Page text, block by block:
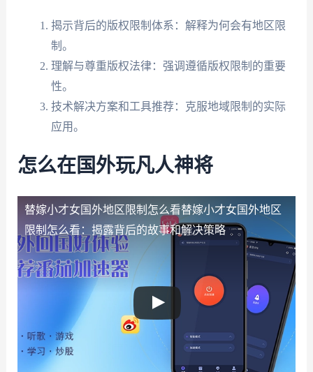
揭示背后的版权限制体系：解释为何会有地区限
制。
理解与尊重版权法律：强调遵循版权限制的重要
性。
技术解决方案和工具推荐：克服地域限制的实际
应用。
怎么在国外玩凡人神将
替嫁小才女国外地区限制怎么看替嫁小才女国外地区
限制怎么看：揭露背后的故事和解决策略